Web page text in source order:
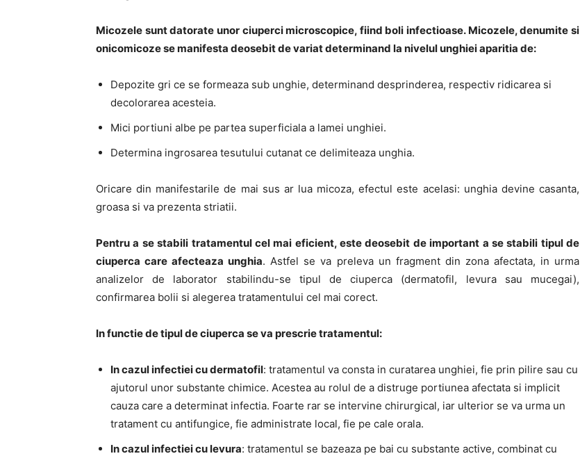
Micozele sunt datorate unor ciuperci microscopice, fiind boli infectioase. Micozele, denumite si
onicomicoze se manifesta deosebit de variat determinand la nivelul unghiei aparitia de:
Depozite gri ce se formeaza sub unghie, determinand desprinderea, respectiv ridicarea si
decolorarea acesteia.
Mici portiuni albe pe partea superficiala a lamei unghiei.
Determina ingrosarea tesutului cutanat ce delimiteaza unghia.
Oricare din manifestarile de mai sus ar lua micoza, efectul este acelasi: unghia devine casanta,
groasa si va prezenta striatii.
Pentru a se stabili tratamentul cel mai eficient, este deosebit de important a se stabili tipul de
ciuperca care afecteaza unghia. Astfel se va preleva un fragment din zona afectata, in urma
analizelor de laborator stabilindu-se tipul de ciuperca (dermatofil, levura sau mucegai),
confirmarea bolii si alegerea tratamentului cel mai corect.
In functie de tipul de ciuperca se va prescrie tratamentul:
In cazul infectiei cu dermatofil: tratamentul va consta in curatarea unghiei, fie prin pilire sau cu
ajutorul unor substante chimice. Acestea au rolul de a distruge portiunea afectata si implicit
cauza care a determinat infectia. Foarte rar se intervine chirurgical, iar ulterior se va urma un
tratament cu antifungice, fie administrate local, fie pe cale orala.
In cazul infectiei cu levura: tratamentul se bazeaza pe bai cu substante active, combinat cu